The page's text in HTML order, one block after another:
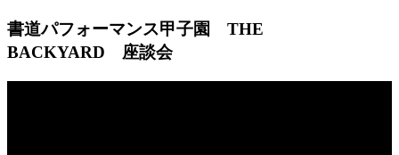
書道パフォーマンス甲子園 THE
BACKYARD 座談会